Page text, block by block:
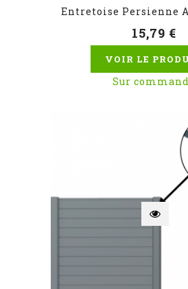
Entretoise Persienne
15,79 €
VOIR LE
Sur